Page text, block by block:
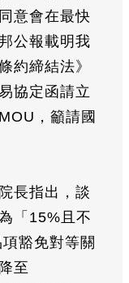
意會在最快
公報載明我
約締結法》
協定函請立
，籲請國
長指出，談
「15%且不
豁免對等關
至